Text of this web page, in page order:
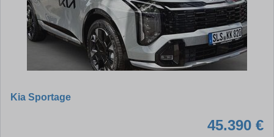
Kia Sportage
45.390 €